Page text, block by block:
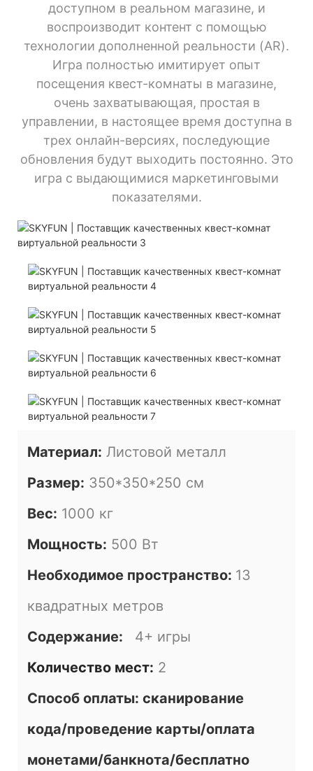
доступном в реальном магазине, и
воспроизводит контент с помощью
технологии дополненной реальности (AR).
Игра полностью имитирует опыт
посещения квест-комнаты в магазине,
очень захватывающая, простая в
управлении, в настоящее время доступна в
трех онлайн-версиях, последующие
обновления будут выходить постоянно. Это
игра с выдающимися маркетинговыми
показателями.
Материал: Листовой металл
Размер: 350*350*250 см
Вес: 1000 кг
Мощность: 500 Вт
Необходимое пространство: 13
квадратных метров
Содержание:
4+ игры
Количество мест: 2
Способ оплаты: сканирование
кода/проведение карты/оплата
монетами/банкнота/бесплатно